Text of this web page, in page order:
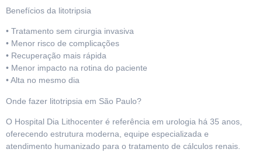
Benefícios da litotripsia
• Tratamento sem cirurgia invasiva
• Menor risco de complicações
• Recuperação mais rápida
• Menor impacto na rotina do paciente
• Alta no mesmo dia
Onde fazer litotripsia em São Paulo?
O Hospital Dia Lithocenter é referência em urologia há 35 anos,
oferecendo estrutura moderna, equipe especializada e
atendimento humanizado para o tratamento de cálculos renais.